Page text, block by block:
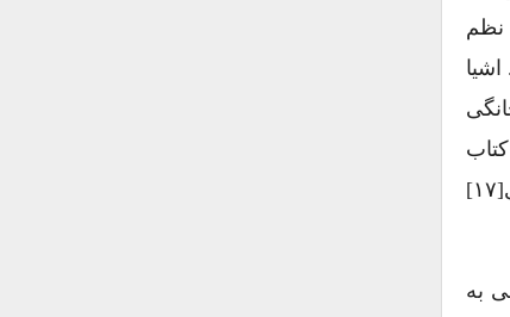
نظم
پرمخاطب جاکوب کتس[۱۶] توصیه‌هایی در مورد ازدواج یافت می‌شود و همچنین منعکس‌کننده خانه‌های کم‌پهنای[۱۷]
به